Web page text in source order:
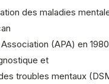
des maladies
(APA) en
et
troubles mentaux